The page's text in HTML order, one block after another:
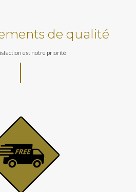
de qualité
est notre priorité